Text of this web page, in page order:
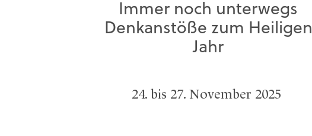
Immer noch unterwegs
Denkanstöße zum Heiligen
Jahr
24. bis 27. November 2025